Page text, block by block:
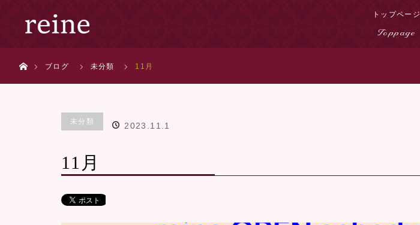
トップページ
Toppage
ブログ
未分類 11月
未分類 2023.11.1
11月